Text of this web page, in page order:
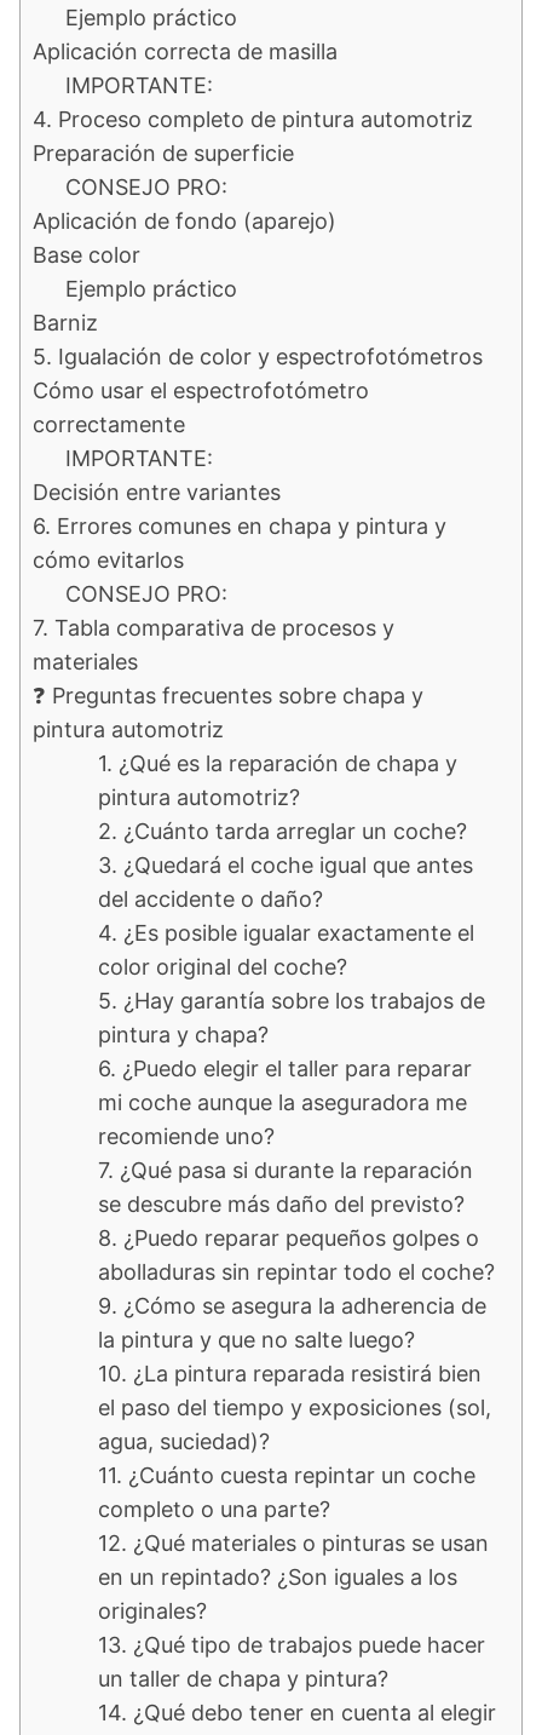
Ejemplo práctico
Aplicación correcta de masilla
IMPORTANTE:
4. Proceso completo de pintura automotriz
Preparación de superficie
CONSEJO PRO:
Aplicación de fondo (aparejo)
Base color
Ejemplo práctico
Barniz
5. Igualación de color y espectrofotómetros
Cómo usar el espectrofotómetro
correctamente
IMPORTANTE:
Decisión entre variantes
6. Errores comunes en chapa y pintura y
cómo evitarlos
CONSEJO PRO:
7. Tabla comparativa de procesos y
materiales
❓ Preguntas frecuentes sobre chapa y
pintura automotriz
1. ¿Qué es la reparación de chapa y
pintura automotriz?
2. ¿Cuánto tarda arreglar un coche?
3. ¿Quedará el coche igual que antes
del accidente o daño?
4. ¿Es posible igualar exactamente el
color original del coche?
5. ¿Hay garantía sobre los trabajos de
pintura y chapa?
6. ¿Puedo elegir el taller para reparar
mi coche aunque la aseguradora me
recomiende uno?
7. ¿Qué pasa si durante la reparación
se descubre más daño del previsto?
8. ¿Puedo reparar pequeños golpes o
abolladuras sin repintar todo el coche?
9. ¿Cómo se asegura la adherencia de
la pintura y que no salte luego?
10. ¿La pintura reparada resistirá bien
el paso del tiempo y exposiciones (sol,
agua, suciedad)?
11. ¿Cuánto cuesta repintar un coche
completo o una parte?
12. ¿Qué materiales o pinturas se usan
en un repintado? ¿Son iguales a los
originales?
13. ¿Qué tipo de trabajos puede hacer
un taller de chapa y pintura?
14. ¿Qué debo tener en cuenta al elegir